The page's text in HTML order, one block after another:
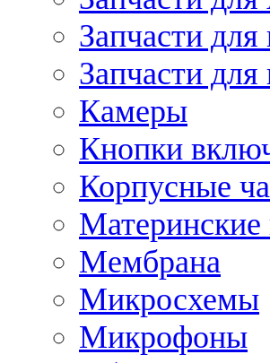
Запчасти для
Запчасти
Камеры
Кнопки
Корпусные
Материнские
Мембрана
Микросхемы
Микрофоны